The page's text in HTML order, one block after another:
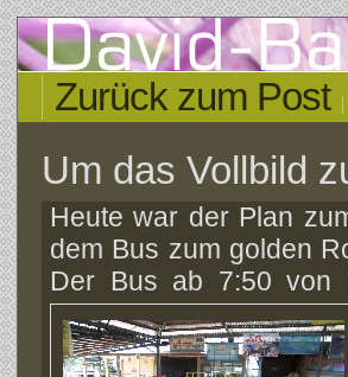
Zurück zum Post
Um das Vollbild
Heute war der Plan
dem Bus zum golden
Der Bus ab 7:50 von